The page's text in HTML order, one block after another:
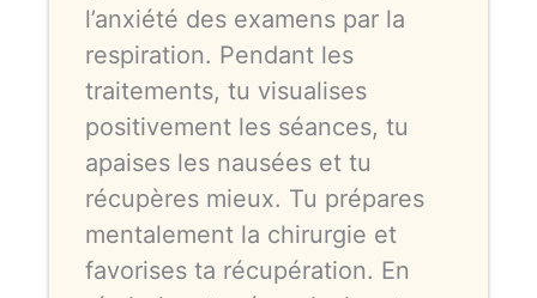
l’anxiété des examens par la
respiration. Pendant les
traitements, tu visualises
positivement les séances, tu
apaises les nausées et tu
récupères mieux. Tu prépares
mentalement la chirurgie et
favorises ta récupération. En